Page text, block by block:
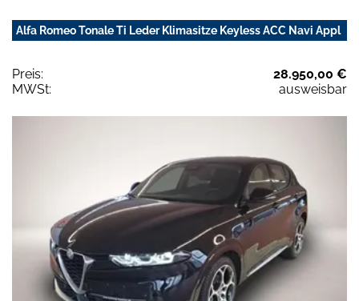
Alfa Romeo Tonale Ti Leder Klimasitze Keyless ACC Navi Appl
Preis:
28.950,00 €
MWSt:
ausweisbar